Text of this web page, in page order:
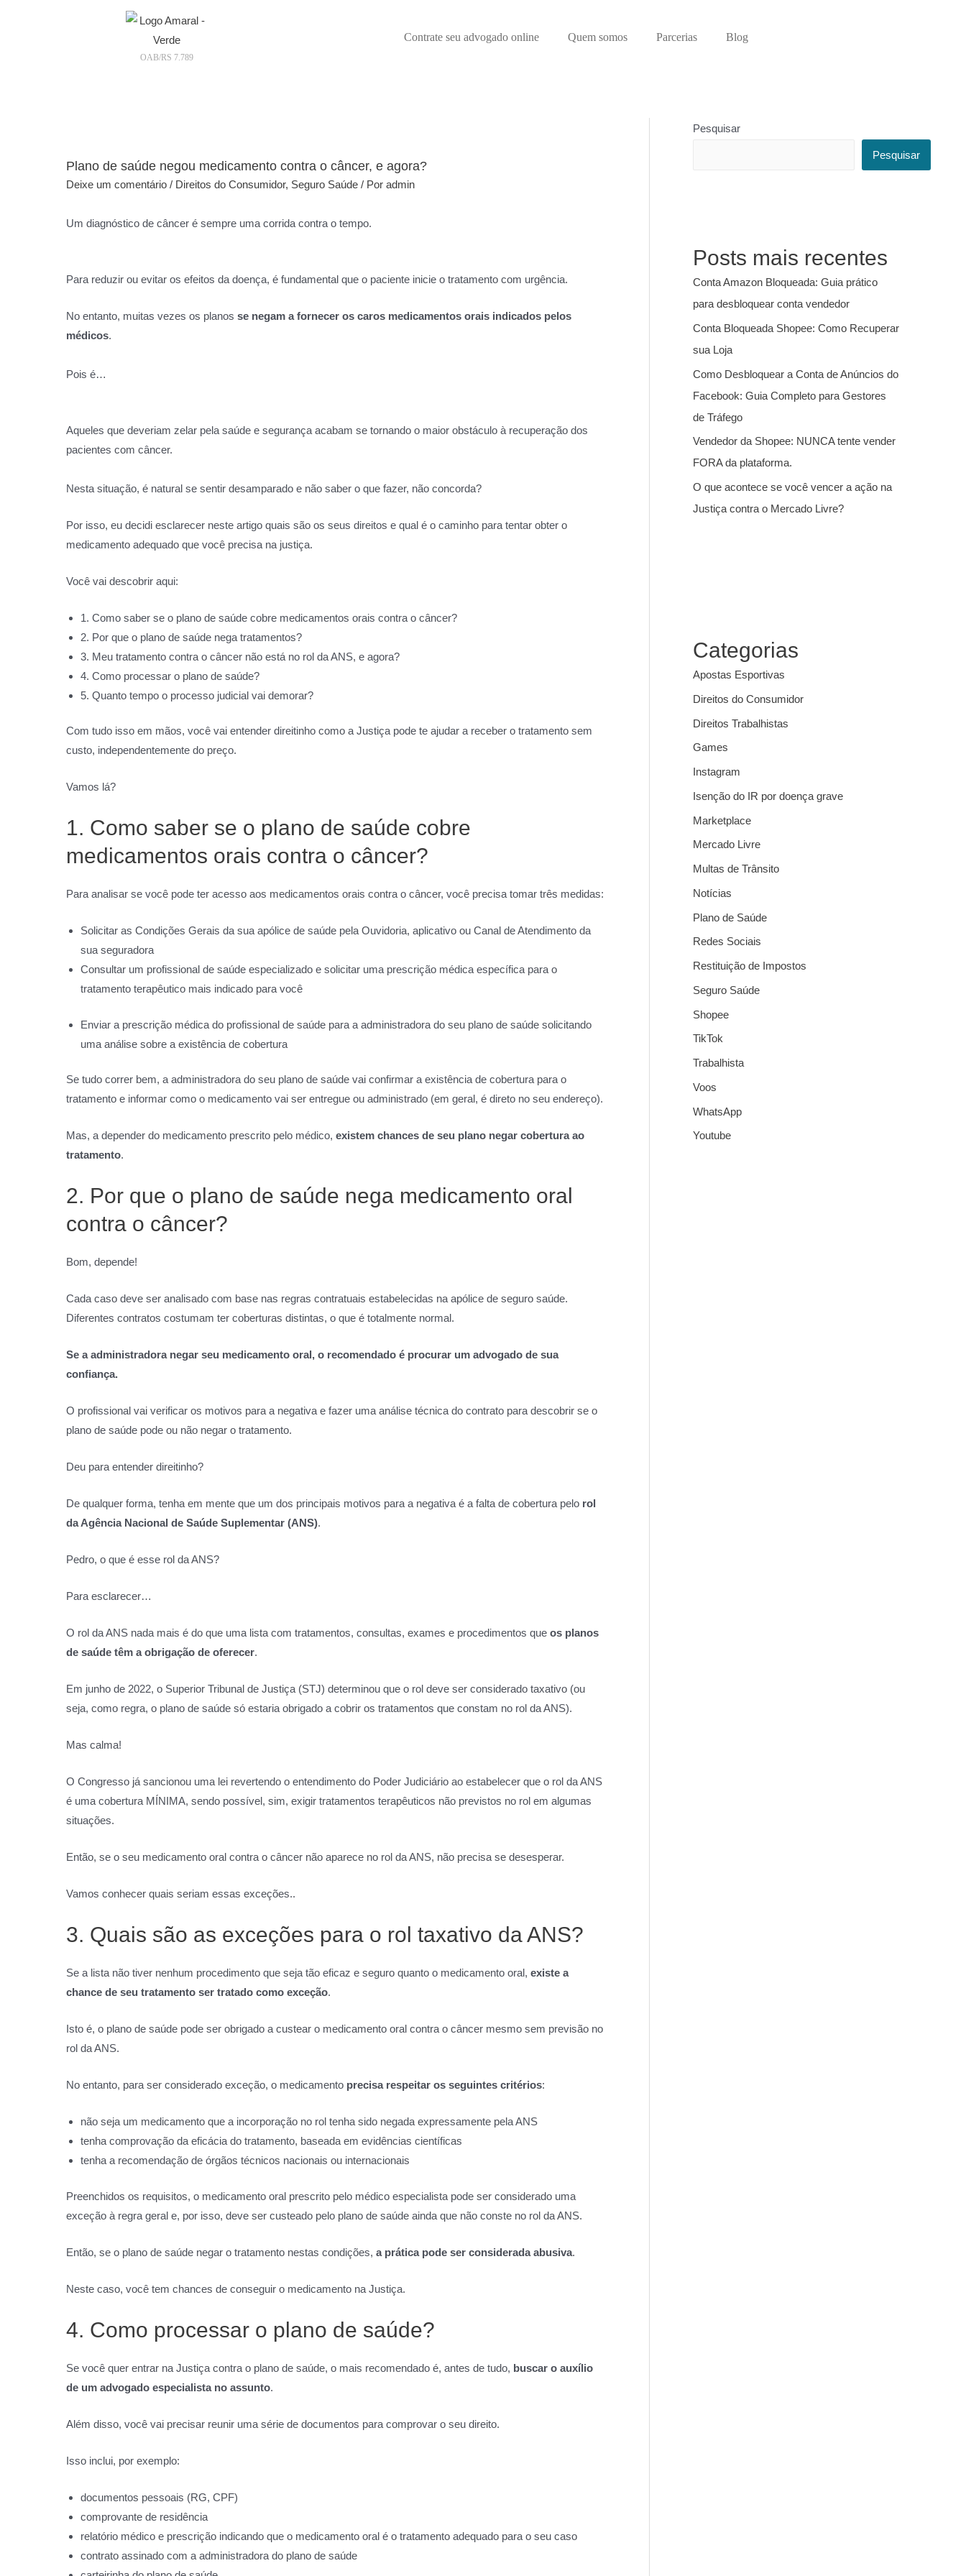
OAB/RS 7.789
Contrate seu advogado online Quem somos Parcerias Blog
Plano de saúde negou medicamento contra o câncer, e agora?
Deixe um comentário / Direitos do Consumidor, Seguro Saúde / Por admin
Um diagnóstico de câncer é sempre uma corrida contra o tempo.
Para reduzir ou evitar os efeitos da doença, é fundamental que o paciente inicie o tratamento com urgência.
No entanto, muitas vezes os planos se negam a fornecer os caros medicamentos orais indicados pelos
médicos.
Pois é…
Aqueles que deveriam zelar pela saúde e segurança acabam se tornando o maior obstáculo à recuperação dos
pacientes com câncer.
Nesta situação, é natural se sentir desamparado e não saber o que fazer, não concorda?
Por isso, eu decidi esclarecer neste artigo quais são os seus direitos e qual é o caminho para tentar obter o
medicamento adequado que você precisa na justiça.
Você vai descobrir aqui:
1. Como saber se o plano de saúde cobre medicamentos orais contra o câncer?
2. Por que o plano de saúde nega tratamentos?
3. Meu tratamento contra o câncer não está no rol da ANS, e agora?
4. Como processar o plano de saúde?
5. Quanto tempo o processo judicial vai demorar?
Com tudo isso em mãos, você vai entender direitinho como a Justiça pode te ajudar a receber o tratamento sem
custo, independentemente do preço.
Vamos lá?
1. Como saber se o plano de saúde cobre
medicamentos orais contra o câncer?
Para analisar se você pode ter acesso aos medicamentos orais contra o câncer, você precisa tomar três medidas:
Solicitar as Condições Gerais da sua apólice de saúde pela Ouvidoria, aplicativo ou Canal de Atendimento da
sua seguradora
Consultar um profissional de saúde especializado e solicitar uma prescrição médica específica para o
tratamento terapêutico mais indicado para você
Enviar a prescrição médica do profissional de saúde para a administradora do seu plano de saúde solicitando
uma análise sobre a existência de cobertura
Se tudo correr bem, a administradora do seu plano de saúde vai confirmar a existência de cobertura para o
tratamento e informar como o medicamento vai ser entregue ou administrado (em geral, é direto no seu endereço).
Mas, a depender do medicamento prescrito pelo médico, existem chances de seu plano negar cobertura ao
tratamento.
2. Por que o plano de saúde nega medicamento oral
contra o câncer?
Bom, depende!
Cada caso deve ser analisado com base nas regras contratuais estabelecidas na apólice de seguro saúde.
Diferentes contratos costumam ter coberturas distintas, o que é totalmente normal.
Se a administradora negar seu medicamento oral, o recomendado é procurar um advogado de sua
confiança.
O profissional vai verificar os motivos para a negativa e fazer uma análise técnica do contrato para descobrir se o
plano de saúde pode ou não negar o tratamento.
Deu para entender direitinho?
De qualquer forma, tenha em mente que um dos principais motivos para a negativa é a falta de cobertura pelo rol
da Agência Nacional de Saúde Suplementar (ANS).
Pedro, o que é esse rol da ANS?
Para esclarecer…
O rol da ANS nada mais é do que uma lista com tratamentos, consultas, exames e procedimentos que os planos
de saúde têm a obrigação de oferecer.
Em junho de 2022, o Superior Tribunal de Justiça (STJ) determinou que o rol deve ser considerado taxativo (ou
seja, como regra, o plano de saúde só estaria obrigado a cobrir os tratamentos que constam no rol da ANS).
Mas calma!
O Congresso já sancionou uma lei revertendo o entendimento do Poder Judiciário ao estabelecer que o rol da ANS
é uma cobertura MÍNIMA, sendo possível, sim, exigir tratamentos terapêuticos não previstos no rol em algumas
situações.
Então, se o seu medicamento oral contra o câncer não aparece no rol da ANS, não precisa se desesperar.
Vamos conhecer quais seriam essas exceções..
3. Quais são as exceções para o rol taxativo da ANS?
Se a lista não tiver nenhum procedimento que seja tão eficaz e seguro quanto o medicamento oral, existe a
chance de seu tratamento ser tratado como exceção.
Isto é, o plano de saúde pode ser obrigado a custear o medicamento oral contra o câncer mesmo sem previsão no
rol da ANS.
No entanto, para ser considerado exceção, o medicamento precisa respeitar os seguintes critérios:
não seja um medicamento que a incorporação no rol tenha sido negada expressamente pela ANS
tenha comprovação da eficácia do tratamento, baseada em evidências científicas
tenha a recomendação de órgãos técnicos nacionais ou internacionais
Preenchidos os requisitos, o medicamento oral prescrito pelo médico especialista pode ser considerado uma
exceção à regra geral e, por isso, deve ser custeado pelo plano de saúde ainda que não conste no rol da ANS.
Então, se o plano de saúde negar o tratamento nestas condições, a prática pode ser considerada abusiva.
Neste caso, você tem chances de conseguir o medicamento na Justiça.
4. Como processar o plano de saúde?
Se você quer entrar na Justiça contra o plano de saúde, o mais recomendado é, antes de tudo, buscar o auxílio
de um advogado especialista no assunto.
Além disso, você vai precisar reunir uma série de documentos para comprovar o seu direito.
Isso inclui, por exemplo:
documentos pessoais (RG, CPF)
comprovante de residência
relatório médico e prescrição indicando que o medicamento oral é o tratamento adequado para o seu caso
contrato assinado com a administradora do plano de saúde
Pesquisar
Pesquisar
Posts mais recentes
Conta Amazon Bloqueada: Guia prático
para desbloquear conta vendedor
Conta Bloqueada Shopee: Como Recuperar
sua Loja
Como Desbloquear a Conta de Anúncios do
Facebook: Guia Completo para Gestores
de Tráfego
Vendedor da Shopee: NUNCA tente vender
FORA da plataforma.
O que acontece se você vencer a ação na
Justiça contra o Mercado Livre?
Categorias
Apostas Esportivas
Direitos do Consumidor
Direitos Trabalhistas
Games
Instagram
Isenção do IR por doença grave
Marketplace
Mercado Livre
Multas de Trânsito
Notícias
Plano de Saúde
Redes Sociais
Restituição de Impostos
Seguro Saúde
Shopee
TikTok
Trabalhista
Voos
WhatsApp
Youtube